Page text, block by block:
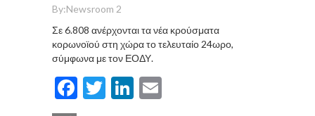
By:Newsroom 2
Σε 6.808 ανέρχονται τα νέα κρούσματα
κορωνοϊού στη χώρα το τελευταίο 24ωρο,
σύμφωνα με τον ΕΟΔΥ.
Facebook
TwitterLinkedIn